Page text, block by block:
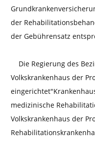
der
der Gebührensatz
Die Regierung des
Volkskrankenhaus der
medizinische
Volkskrankenhaus der